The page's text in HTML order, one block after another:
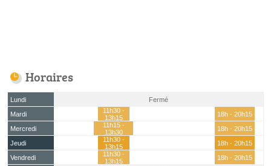
Horaires
Lundi
Fermé
Mardi
11h30 -
13h15
18h - 20h15
Mercredi
11h15 -
13h30
18h - 20h15
Jeudi
11h30 -
13h15
18h - 20h15
Vendredi
11h30 -
13h15
18h - 20h15